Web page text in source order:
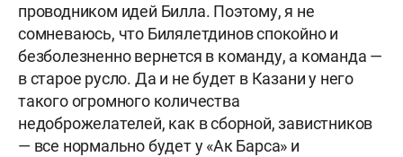
проводником идей Билла. Поэтому, я не
сомневаюсь, что Билялетдинов спокойно и
безболезненно вернется в команду, а команда —
в старое русло. Да и не будет в Казани у него
такого огромного количества
недоброжелателей, как в сборной, завистников
— все нормально будет у «Ак Барса» и